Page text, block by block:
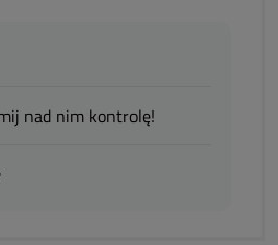
nad nim kontrolę!